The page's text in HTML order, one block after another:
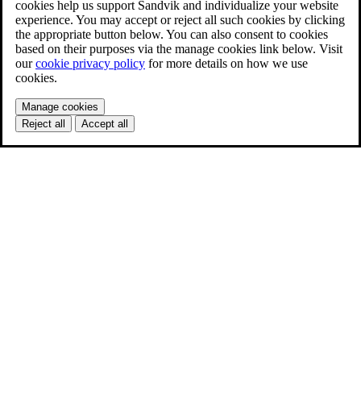
cookies help us support Sandvik and individualize your website
experience. You may accept or reject all such cookies by clicking
the appropriate button below. You can also consent to cookies
based on their purposes via the manage cookies link below. Visit
ourcookie privacy policy for more details on how we use
cookies.
Manage cookies
Reject all
Accept all